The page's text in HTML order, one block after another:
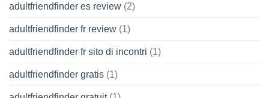
adultfriendfinder es review (2)
adultfriendfinder fr review (1)
adultfriendfinder fr sito di incontri (1)
adultfriendfinder gratis (1)